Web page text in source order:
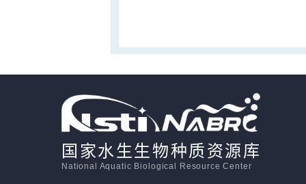
国家水生生物种质资源库
National Aquatic Biological Resource Center